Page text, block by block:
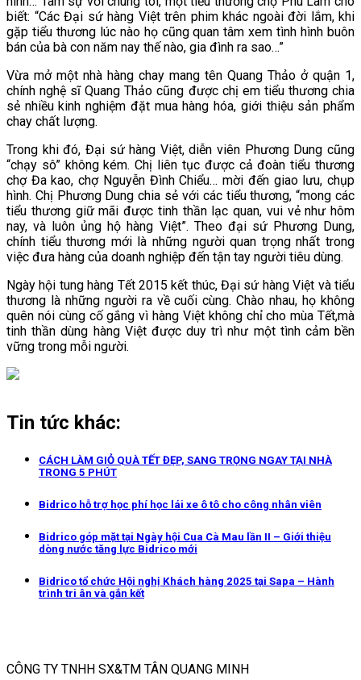
biết: “Các Đại sứ hàng Việt trên phim khác ngoài đời lắm, khi
gặp tiểu thương lúc nào họ cũng quan tâm xem tình hình buôn
bán của bà con năm nay thế nào, gia đình ra sao…”
Vừa mở một nhà hàng chay mang tên Quang Thảo ở quận 1,
chính nghệ sĩ Quang Thảo cũng được chị em tiểu thương chia
sẻ nhiều kinh nghiệm đặt mua hàng hóa, giới thiệu sản phẩm
chay chất lượng.
Trong khi đó, Đại sứ hàng Việt, diễn viên Phương Dung cũng
“chạy sô” không kém. Chị liên tục được cả đoàn tiểu thương
chợ Đa kao, chợ Nguyễn Đình Chiểu… mời đến giao lưu, chụp
hình. Chị Phương Dung chia sẻ với các tiểu thương, “mong các
tiểu thương giữ mãi được tinh thần lạc quan, vui vẻ như hôm
nay, và luôn ủng hộ hàng Việt”. Theo đại sứ Phương Dung,
chính tiểu thương mới là những người quan trọng nhất trong
việc đưa hàng của doanh nghiệp đến tận tay người tiêu dùng.
Ngày hội tung hàng Tết 2015 kết thúc, Đại sứ hàng Việt và tiểu
thương là những người ra về cuối cùng. Chào nhau, họ không
quên nói cùng cố gắng vì hàng Việt không chỉ cho mùa Tết,mà
tinh thần dùng hàng Việt được duy trì như một tình cảm bền
vững trong mỗi người.
Tin tức khác:
CÁCH LÀM GIỎ QUÀ TẾT ĐẸP, SANG TRỌNG NGAY TẠI NHÀ
TRONG 5 PHÚT
Bidrico hỗ trợ học phí học lái xe ô tô cho công nhân viên
Bidrico góp mặt tại Ngày hội Cua Cà Mau lần II – Giới thiệu
dòng nước tăng lực Bidrico mới
Bidrico tổ chức Hội nghị Khách hàng 2025 tại Sapa – Hành
trình tri ân và gắn kết
CÔNG TY TNHH SX&TM TÂN QUANG MINH